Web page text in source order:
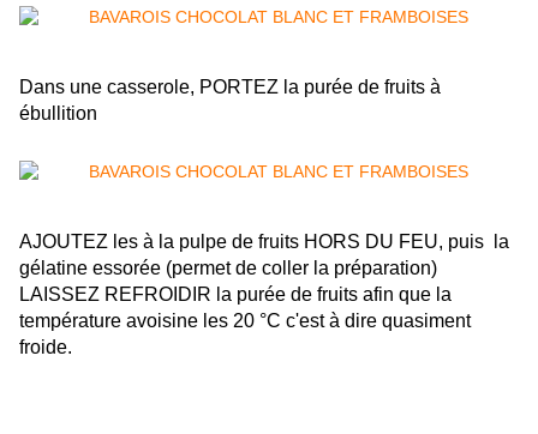
Dans une casserole, PORTEZ la purée de fruits à
ébullition
AJOUTEZ les à la pulpe de fruits HORS DU FEU, puis la
gélatine essorée (permet de coller la préparation)
LAISSEZ REFROIDIR la purée de fruits afin que la
température avoisine les 20 °C c'est à dire quasiment
froide.